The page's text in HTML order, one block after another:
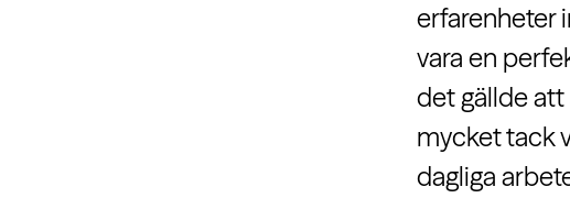
erfarenheter
vara en
det gällde att
mycket tack
dagliga